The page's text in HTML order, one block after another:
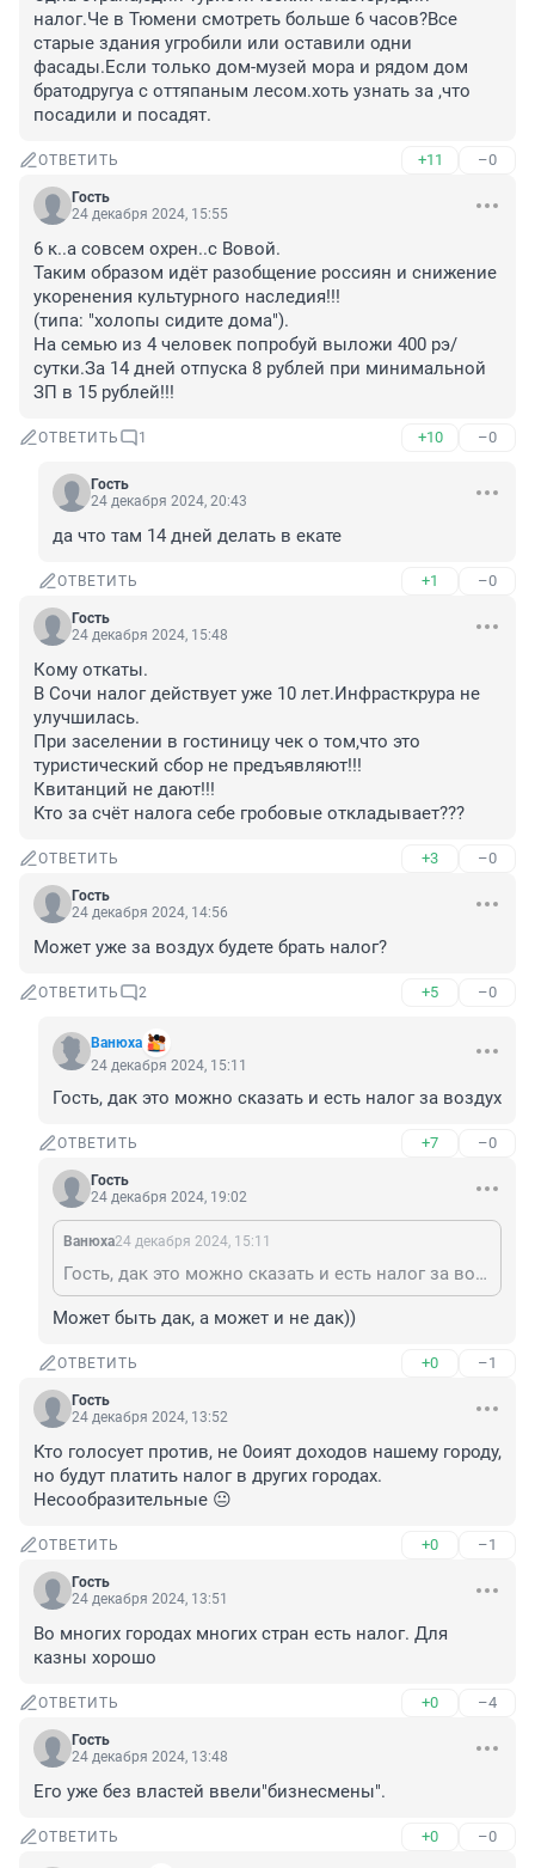
налог.Че в Тюмени смотреть больше 6 часов?Все
старые здания угробили или оставили одни
фасады.Если только дом-музей мора и рядом дом
братодругуа с оттяпаным лесом.хоть узнать за ,что
посадили и посадят.
ОТВЕТИТЬ +11 –0
Гость
24 декабря 2024, 15:55
6 к..а совсем охрен..с Вовой.
Таким образом идёт разобщение россиян и снижение
укоренения культурного наследия!!!
(типа: "холопы сидите дома").
На семью из 4 человек попробуй выложи 400 рэ/
сутки.За 14 дней отпуска 8 рублей при минимальной
ЗП в 15 рублей!!!
ОТВЕТИТЬ 1 +10 –0
Гость
24 декабря 2024, 20:43
да что там 14 дней делать в екате
ОТВЕТИТЬ +1 –0
Гость
24 декабря 2024, 15:48
Кому откаты.
В Сочи налог действует уже 10 лет.Инфрасткрура не
улучшилась.
При заселении в гостиницу чек о том,что это
туристический сбор не предъявляют!!!
Квитанций не дают!!!
Кто за счёт налога себе гробовые откладывает???
ОТВЕТИТЬ +3 –0
Гость
24 декабря 2024, 14:56
Может уже за воздух будете брать налог?
ОТВЕТИТЬ 2 +5 –0
Вaнюхa
24 декабря 2024, 15:11
Гость, дак это можно сказать и есть налог за воздух
ОТВЕТИТЬ +7 –0
Гость
24 декабря 2024, 19:02
Вaнюхa24 декабря 2024, 15:11
Гость, дак это можно сказать и есть налог за воздух
Может быть дак, а может и не дак))
ОТВЕТИТЬ +0 –1
Гость
24 декабря 2024, 13:52
Кто голосует против, не 0оият доходов нашему городу,
но будут платить налог в других городах.
Несообразительные 😐
ОТВЕТИТЬ +0 –1
Гость
24 декабря 2024, 13:51
Во многих городах многих стран есть налог. Для
казны хорошо
ОТВЕТИТЬ +0 –4
Гость
24 декабря 2024, 13:48
Его уже без властей ввели"бизнесмены".
ОТВЕТИТЬ +0 –0